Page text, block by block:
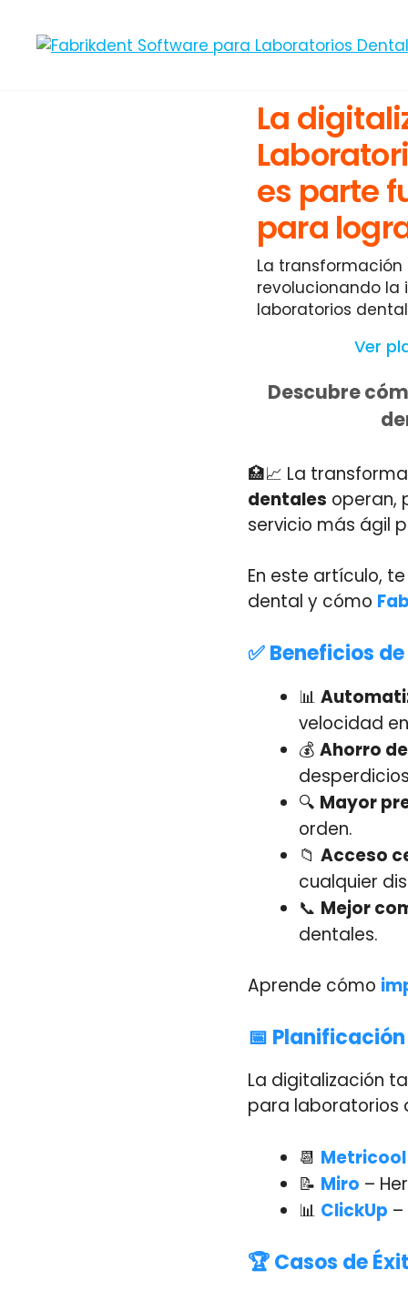
La
es parte
para
La
revolucionando la
laboratorios
Ver
Descubre
🏥📈 La
dentales operan,
servicio más ágil
En este artículo,
dental y cómo
✅ Beneficios
📊
velocidad
💰Ahorro
🔍 Mayor
orden.
📁Acceso
cualquier
📞 Mejor
dentales.
Aprende cómo
📅
La digitalización
para laboratorios
📆 Metricool
📝 Miro –
📊 ClickUp
🏆 Casos de